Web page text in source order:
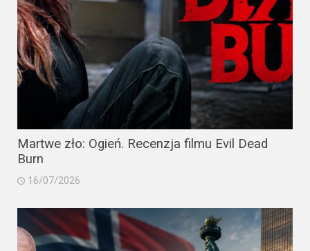
Martwe zło: Ogień. Recenzja filmu Evil Dead
Burn
16/07/2026